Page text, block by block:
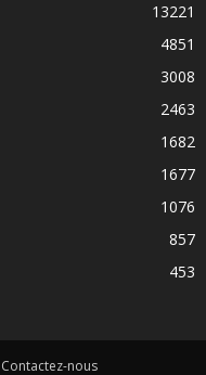
13221
4851
3008
2463
1682
1677
1076
857
453
Contactez-nous